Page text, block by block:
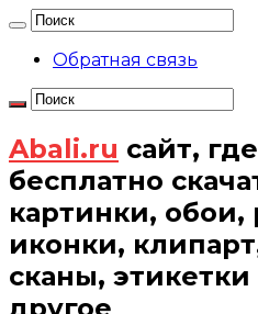
Обратная связь
Abali.ru сайт,
бесплатно
картинки, обои,
иконки,
сканы,